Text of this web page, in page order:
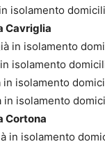
isolamento
Cavriglia
in isolamento
isolamento
in isolamento
in isolamento
Cortona
in isolamento